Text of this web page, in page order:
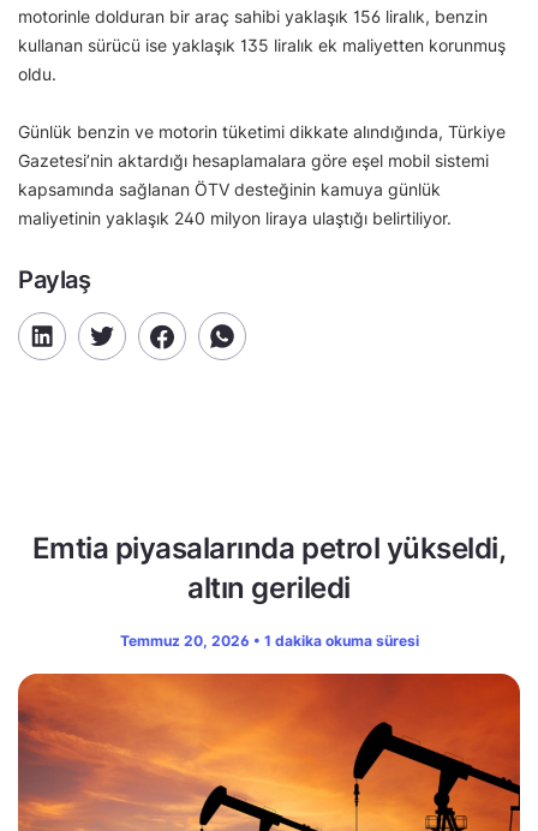
motorinle dolduran bir araç sahibi yaklaşık 156 liralık, benzin
kullanan sürücü ise yaklaşık 135 liralık ek maliyetten korunmuş
oldu.
Günlük benzin ve motorin tüketimi dikkate alındığında, Türkiye
Gazetesi’nin aktardığı hesaplamalara göre eşel mobil sistemi
kapsamında sağlanan ÖTV desteğinin kamuya günlük
maliyetinin yaklaşık 240 milyon liraya ulaştığı belirtiliyor.
Paylaş
Emtia piyasalarında petrol yükseldi,
altın geriledi
Temmuz 20, 2026 • 1 dakika okuma süresi